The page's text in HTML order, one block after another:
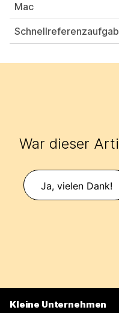
Mac
War dieser
Ja, vielen Dank!
Kleine Unternehmen